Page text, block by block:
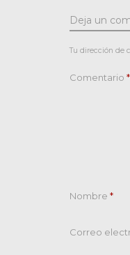
Deja un
Tu dirección de
Comentario *
Nombre *
Correo